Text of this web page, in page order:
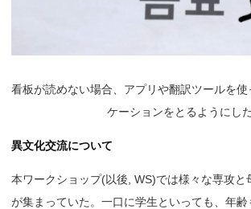
看板が読めない場合、アプリや翻訳ツールを使
ケーションをとるようにした
異文化交流について
本ワークショップ(以後, WS)では様々な専攻と
が集まっていた。一口に学生といっても、年齢